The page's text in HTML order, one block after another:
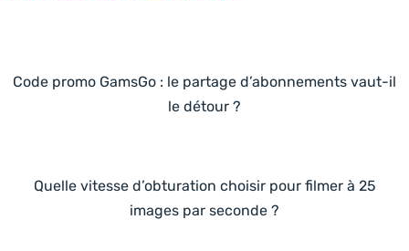
Code promo GamsGo : le partage d’abonnements vaut-il
le détour ?
Quelle vitesse d’obturation choisir pour filmer à 25
images par seconde ?